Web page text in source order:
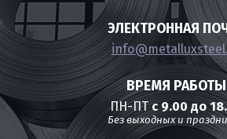
ЭЛЕКТРОННАЯ
ВРЕМЯ РАБОТЫ
ПН-ПТс 9.00 до
Без выходных и